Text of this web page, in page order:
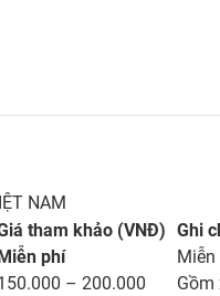
NAM
tham khảo (VNĐ) Ghi
Miễn phí
– 200.000
Gồm